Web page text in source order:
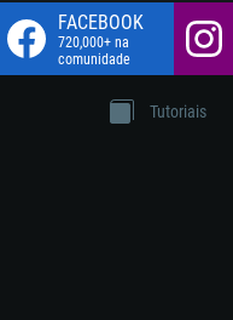
FACEBOOK
720,000+ na
comunidade
Tutoriais